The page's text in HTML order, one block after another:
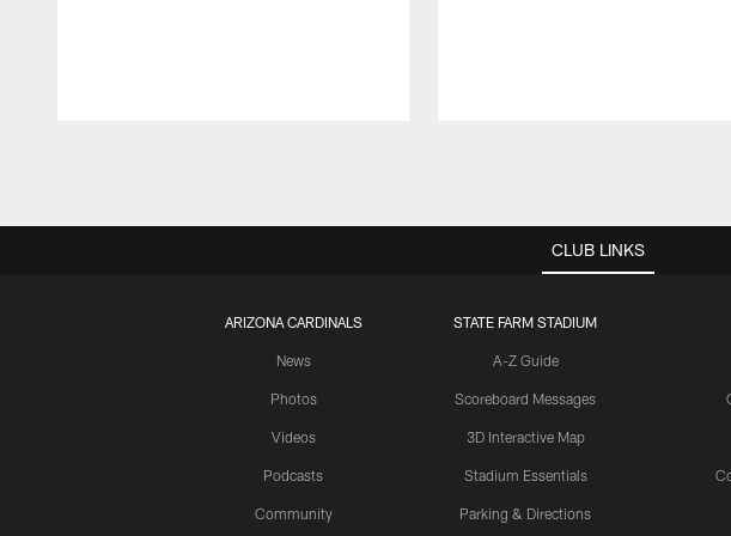
CLUB LINKS
ARIZONA CARDINALS
News
Photos
Videos
Podcasts
Community
STATE FARM STADIUM
A-Z Guide
Scoreboard Messages
3D Interactive Map
Stadium Essentials
Parking & Directions